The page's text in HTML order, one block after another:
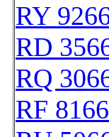
RY
RD
RQ
RF